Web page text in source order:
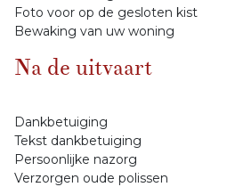
Foto voor op de gesloten kist
Bewaking van uw woning
Na de uitvaart
Dankbetuiging
Tekst dankbetuiging
Persoonlijke nazorg
Verzorgen oude polissen